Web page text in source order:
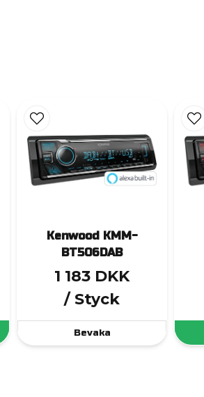
Kenwood KMM-
BT506DAB
1 183 DKK
/ Styck
Bevaka